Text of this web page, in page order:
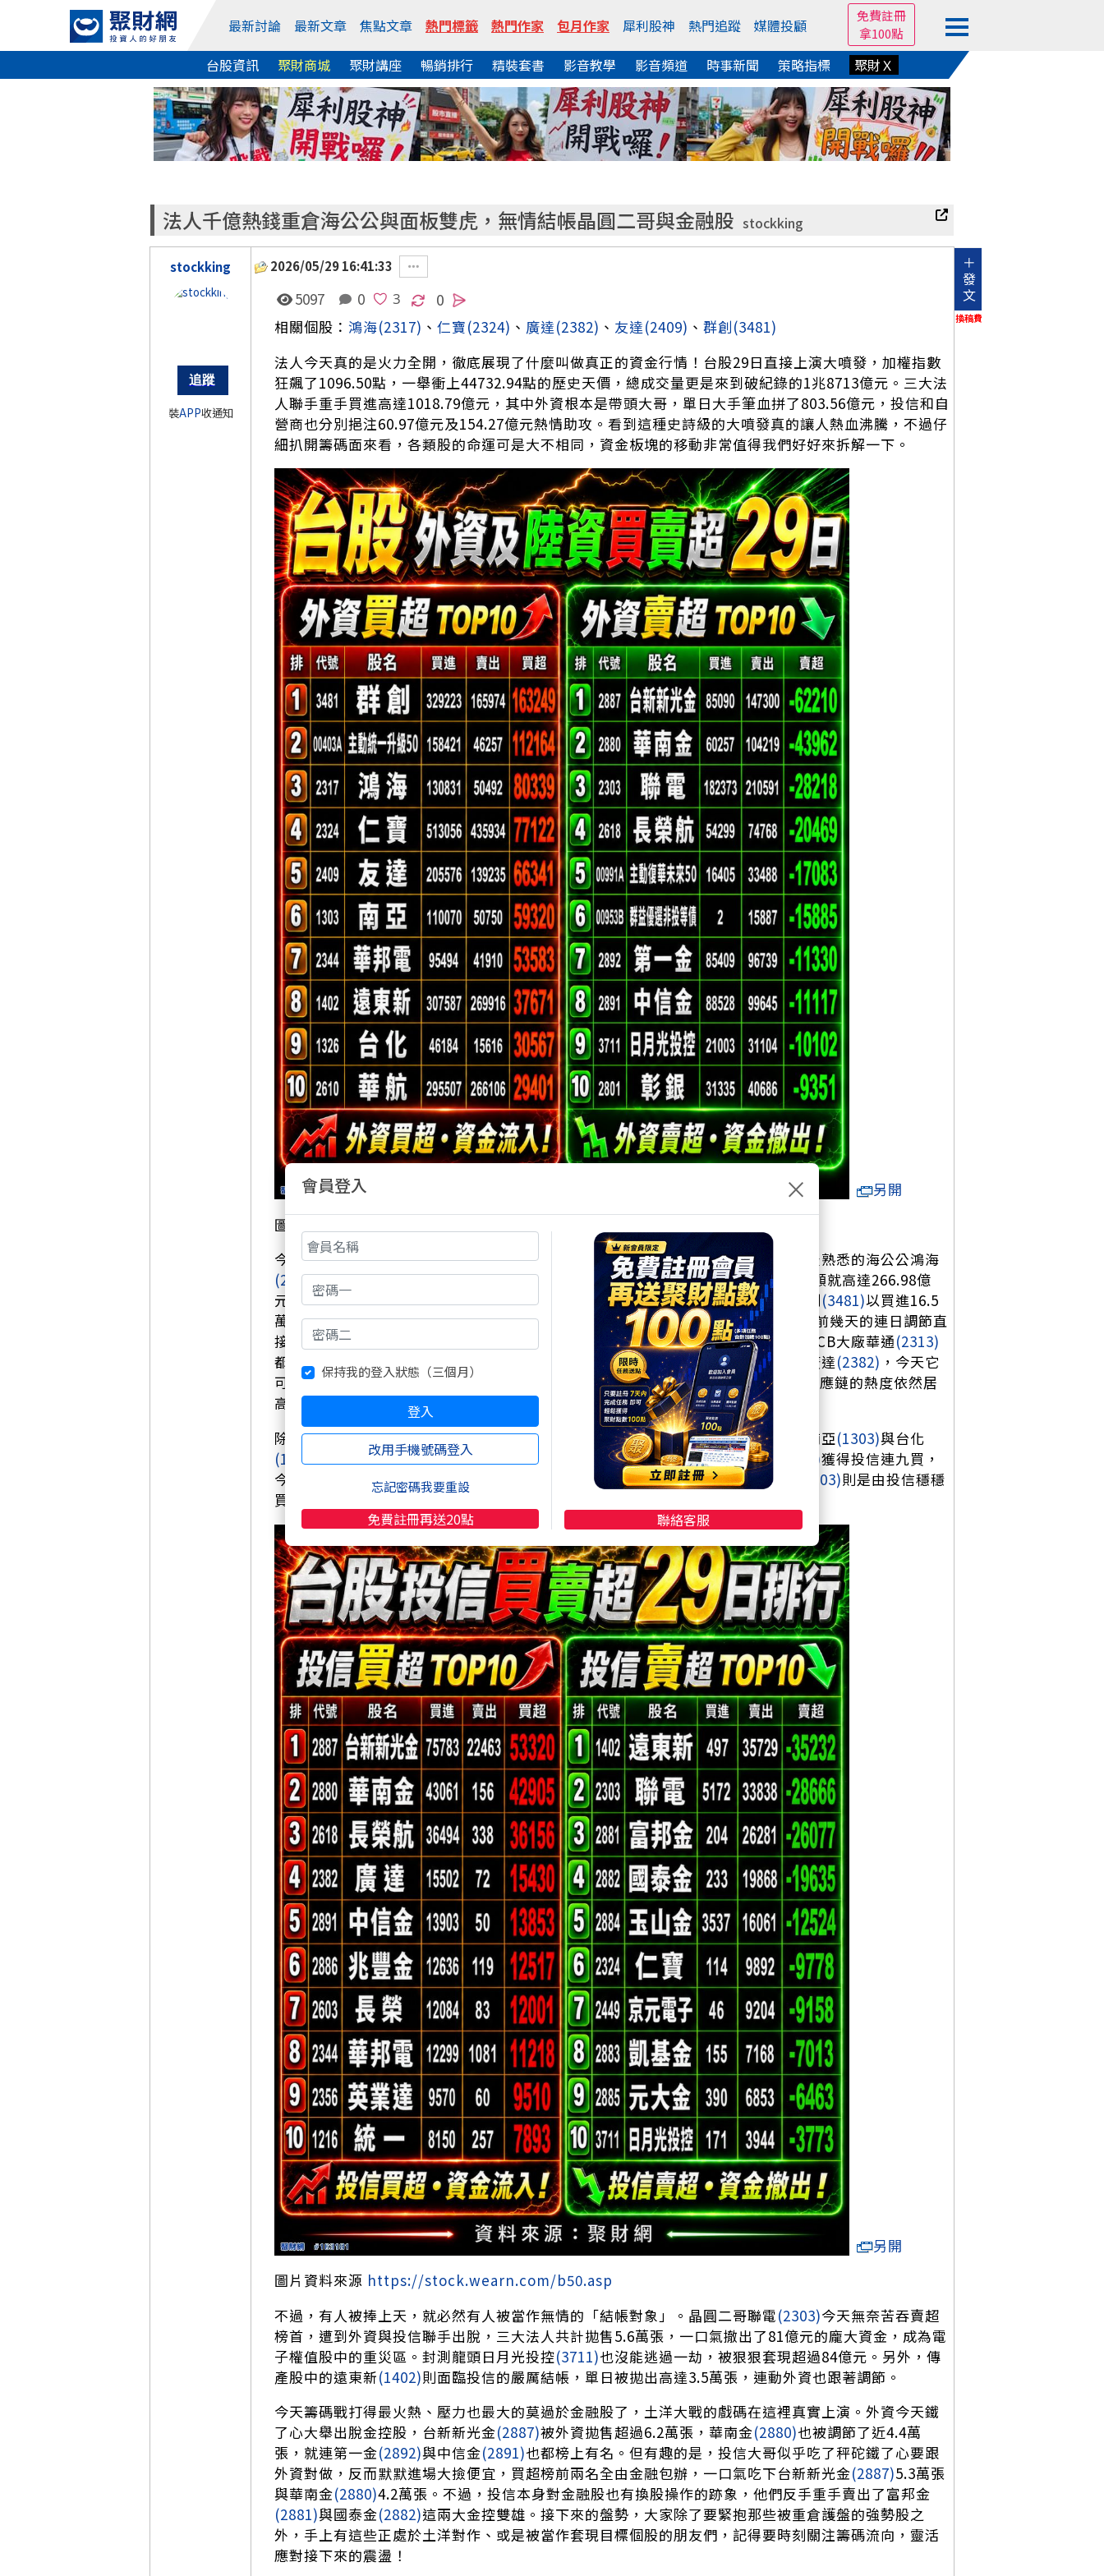
最新討論 最新文章 焦點文章 熱門標籤 熱門作家 包月作家 犀利股神 熱門追蹤 媒體投顧
免費註冊
拿100點
台股資訊 聚財商城 聚財講座 暢銷排行 精裝套書 影音教學 影音頻道 時事新聞 策略指標 聚財Ｘ
法人千億熱錢重倉海公公與面板雙虎，無情結帳晶圓二哥與金融股 stockking
stockking
裝APP收通知
2026/05/29 16:41:33
＋
發
文
換稿費
5097 0 0
相關個股： 鴻海(2317) 、 仁寶(2324) 、 廣達(2382) 、 友達(2409) 、 群創(3481)
法人今天真的是火力全開，徹底展現了什麼叫做真正的資金行情！台股29日直接上演大噴發，加權指數
狂飆了1096.50點，一舉衝上44732.94點的歷史天價，總成交量更是來到破紀錄的1兆8713億元。三大法
人聯手重手買進高達1018.79億元，其中外資根本是帶頭大哥，單日大手筆血拼了803.56億元，投信和自
營商也分別挹注60.97億元及154.27億元熱情助攻。看到這種史詩級的大噴發真的讓人熱血沸騰，不過仔
細扒開籌碼面來看，各類股的命運可是大不相同，資金板塊的移動非常值得我們好好來拆解一下。
另開
圖片資料來源
今天盤面上最吸睛的，絕對是那些被外資與主力「重倉」佈局的科技電子股。大家最熟悉的海公公鴻海
(2317)今天直接被買到飛天，三大法人聯手吸籌超過9.2萬張，光是砸下去的買盤金額就高達266.98億
元，展現極度看好的企圖心。另外，沉寂已久的面板雙虎今天也終於揚眉吐氣，群創(3481)以買進16.5
萬張的驚人數字強勢拿下全市場買超榜首，友達
(2409)也同步被大買將近7萬張，從前幾天的連日調節直
接迎來大翻盤。除此之外，老字號的仁寶
、記憶體族群的華邦電(2344) 以及PCB大廠華通(2313)
都是法人積極囤貨的焦點。說到電子權值股，當然也不能漏掉大家俗稱「肉鬆」的廣達(2382) ，今天它
可是獲得投信超過1.5萬張的強力奧援，單日狂砸52.31億元力挺，顯示伺服器相關供應鏈的熱度依然居
高不下。
除了電子股百花齊放，傳產與航運板塊今天也有不少亮點。外資默默在低檔吸納了南亞(1303)與台化
(1326)等塑膠權值股，雙雙買進數萬張。航空雙雄同樣受到法人青睞，長榮航 (2618)獲得投信連九買，
今天單日就進補了3.6萬張；華航
也獲得外資與自營商的關愛。航海王長榮 (2603)則是由投信穩穩
買進超過1.2萬張，傳產族群可以說是在這波資金浪潮中，穩健地分到了一杯羹。
另開
圖片資料來源 https://stock.wearn.com/b50.asp
不過，有人被捧上天，就必然有人被當作無情的「結帳對象」。晶圓二哥聯電(2303)今天無奈苦吞賣超
榜首，遭到外資與投信聯手出脫，三大法人共計拋售5.6萬張，一口氣撤出了81億元的龐大資金，成為電
子權值股中的重災區。封測龍頭日月光投控(3711)也沒能逃過一劫，被狠狠套現超過84億元。另外，傳
產股中的遠東新(1402)則面臨投信的嚴厲結帳，單日被拋出高達3.5萬張，連動外資也跟著調節。
今天籌碼戰打得最火熱、壓力也最大的莫過於金融股了，土洋大戰的戲碼在這裡真實上演。外資今天鐵
了心大舉出脫金控股，台新新光金(2887)被外資拋售超過6.2萬張，華南金(2880)也被調節了近4.4萬
張，就連第一金(2892)與中信金(2891)也都榜上有名。但有趣的是，投信大哥似乎吃了秤砣鐵了心要跟
外資對做，反而默默進場大撿便宜，買超榜前兩名全由金融包辦，一口氣吃下台新新光金(2887)5.3萬張
與華南金(2880)4.2萬張。不過，投信本身對金融股也有換股操作的跡象，他們反手重手賣出了富邦金
(2881)與國泰金(2882)這兩大金控雙雄。接下來的盤勢，大家除了要緊抱那些被重倉護盤的強勢股之
外，手上有這些正處於土洋對作、或是被當作套現目標個股的朋友們，記得要時刻關注籌碼流向，靈活
應對接下來的震盪！
會員登入 ×
保持我的登入狀態（三個月）
登入
改用手機號碼登入
忘記密碼我要重設
免費註冊再送20點 聯絡客服